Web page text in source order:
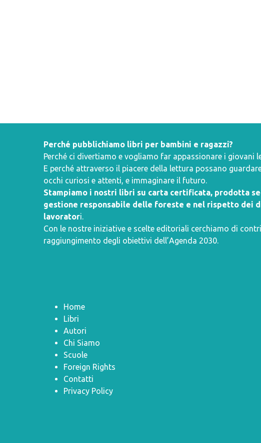
Perché pubblichiamo libri per bambini e ragazzi?
Perché ci divertiamo e vogliamo far appassionare i giovani
E perché attraverso il piacere della lettura possano
occhi curiosi e attenti, e immaginare il futuro.
Stampiamo i nostri libri su carta certificata, prodotta
gestione responsabile delle foreste e nel rispetto dei
lavoratori.
Con le nostre iniziative e scelte editoriali cerchiamo di
raggiungimento degli obiettivi dell’Agenda 2030.
Home
Libri
Autori
Chi Siamo
Scuole
Foreign Rights
Contatti
Privacy Policy